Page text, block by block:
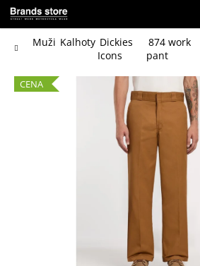
Přejít
na
obsah
Domů
Muži Kalhoty Dickies
Icons
874 work
pant
CENA
K
o Zpět
Zpět
C
o